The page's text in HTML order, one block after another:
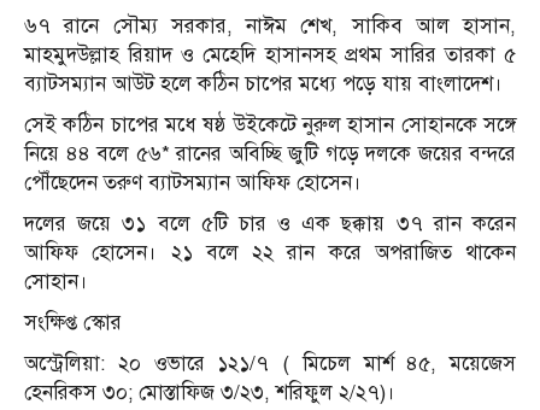
৬৭ রানে সৌম্য সরকার, নাঈম শেখ, সাকিব আল হাসান,
মাহমুদউল্লাহ রিয়াদ ও মেহেদি হাসানসহ প্রথম সারির তারকা ৫
ব্যাটসম্যান আউট হলে কঠিন চাপের মধ্যে পড়ে যায় বাংলাদেশ।
সেই কঠিন চাপের মধে ষষ্ঠ উইকেটে নুরুল হাসান সোহানকে সঙ্গে
নিয়ে ৪৪ বলে ৫৬* রানের অবিচ্ছি জুটি গড়ে দলকে জয়ের বন্দরে
পৌঁছেদেন তরুণ ব্যাটসম্যান আফিফ হোসেন।
দলের জয়ে ৩১ বলে ৫টি চার ও এক ছক্কায় ৩৭ রান করেন
আফিফ হোসেন। ২১ বলে ২২ রান করে অপরাজিত থাকেন
সোহান।
সংক্ষিপ্ত স্কোর
অস্ট্রেলিয়া: ২০ ওভারে ১২১/৭ ( মিচেল মার্শ ৪৫, ময়েজেস
হেনরিকস ৩০; মোস্তাফিজ ৩/২৩, শরিফুল ২/২৭)।